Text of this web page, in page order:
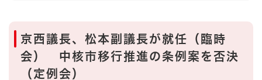
京西議長、松本副議長が就任（臨時
会） 中核市移行推進の条例案を否決
（定例会）